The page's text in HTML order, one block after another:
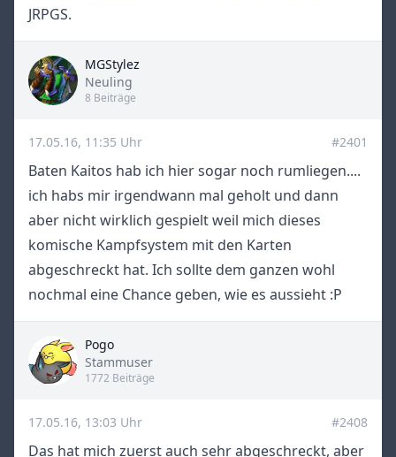
JRPGS.
MGStylez
Title
Neuling
8 Beiträge
17.05.16, 11:35 Uhr #2401
Baten Kaitos hab ich hier sogar noch rumliegen....
ich habs mir irgendwann mal geholt und dann
aber nicht wirklich gespielt weil mich dieses
komische Kampfsystem mit den Karten
abgeschreckt hat. Ich sollte dem ganzen wohl
nochmal eine Chance geben, wie es aussieht :P
Pogo
Title
Stammuser
1772 Beiträge
17.05.16, 13:03 Uhr #2408
Das hat mich zuerst auch sehr abgeschreckt, aber